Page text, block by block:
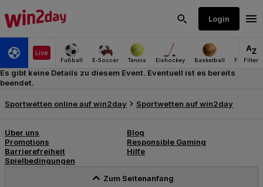
Es gibt keine Details zu diesem Event. Eventuell ist es bereits
beendet.